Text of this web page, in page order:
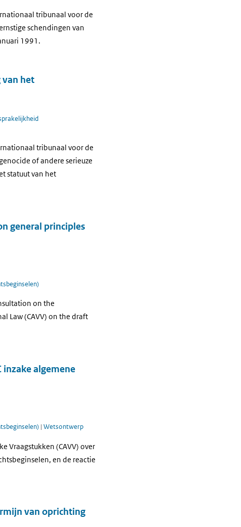
tribunaal voor de
schendingen van
1991.
van het
tribunaal voor de
of andere serieuze
statuut van het
general principles
on the
Law (CAVV) on the draft
inzake algemene
| Wetsontwerp
Vraagstukken (CAVV) over
en de reactie
van oprichting